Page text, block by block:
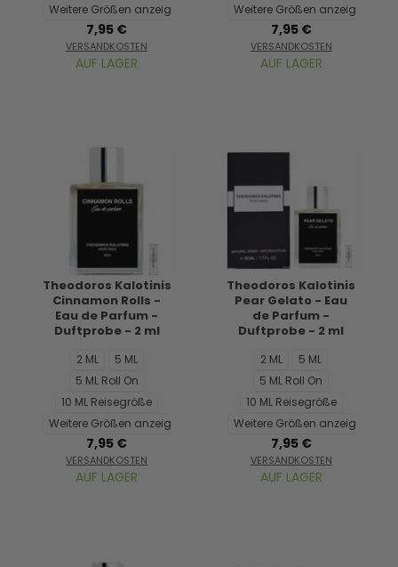
Weitere Größen anzeigen...
7,95 €
VERSANDKOSTEN
AUF LAGER
Weitere Größen anzeigen...
7,95 €
VERSANDKOSTEN
AUF LAGER
Theodoros Kalotinis
Cinnamon Rolls -
Eau de Parfum -
Duftprobe - 2 ml
2 ML
5 ML
5 ML Roll On
10 ML Reisegröße
Weitere Größen anzeigen...
7,95 €
VERSANDKOSTEN
AUF LAGER
Theodoros Kalotinis
Pear Gelato - Eau
de Parfum -
Duftprobe - 2 ml
2 ML
5 ML
5 ML Roll On
10 ML Reisegröße
Weitere Größen anzeigen...
7,95 €
VERSANDKOSTEN
AUF LAGER